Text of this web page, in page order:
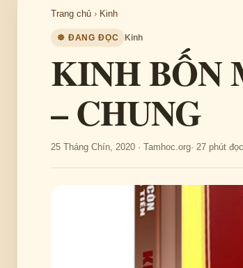
Trang chủ › Kinh
☸ ĐANG ĐỌC Kinh
KINH BỐN
– CHUNG
25 Tháng Chín, 2020 · Tamhoc.org· 27 phút đọc